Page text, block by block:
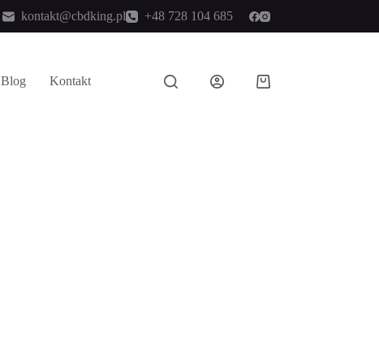
kontakt@cbdking.pl +48 728 104 685
Blog Kontakt Koszyk